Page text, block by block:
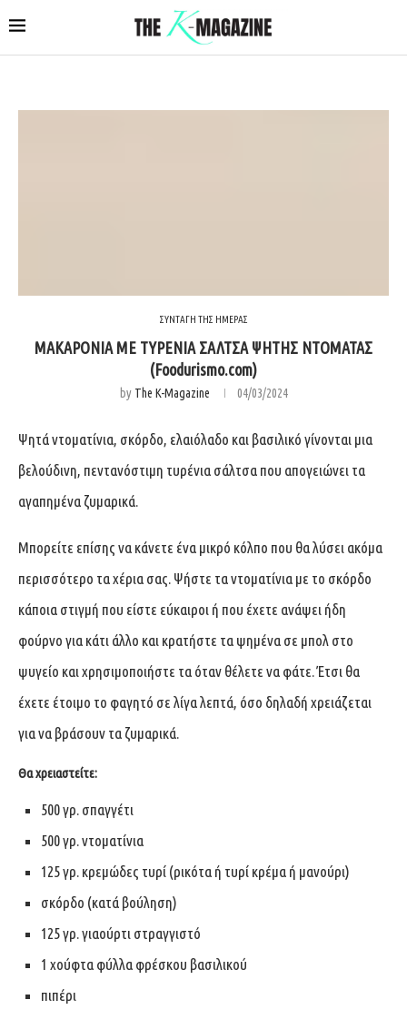
ΣΥΝΤΑΓΗ ΤΗΣ ΗΜΕΡΑΣ
ΜΑΚΑΡΟΝΙΑ ΜΕ ΤΥΡΕΝΙΑ ΣΑΛΤΣΑ ΨΗΤΗΣ ΝΤΟΜΑΤΑΣ
(Foodurismo.com)
by The K-Magazine 04/03/2024
Ψητά ντοματίνια, σκόρδο, ελαιόλαδο και βασιλικό γίνονται μια
βελούδινη, πεντανόστιμη τυρένια σάλτσα που απογειώνει τα
αγαπημένα ζυμαρικά.
Μπορείτε επίσης να κάνετε ένα μικρό κόλπο που θα λύσει ακόμα
περισσότερο τα χέρια σας. Ψήστε τα ντοματίνια με το σκόρδο
κάποια στιγμή που είστε εύκαιροι ή που έχετε ανάψει ήδη
φούρνο για κάτι άλλο και κρατήστε τα ψημένα σε μπολ στο
ψυγείο και χρησιμοποιήστε τα όταν θέλετε να φάτε. Έτσι θα
έχετε έτοιμο το φαγητό σε λίγα λεπτά, όσο δηλαδή χρειάζεται
για να βράσουν τα ζυμαρικά.
Θα χρειαστείτε:
500 γρ. σπαγγέτι
500 γρ. ντοματίνια
125 γρ. κρεμώδες τυρί (ρικότα ή τυρί κρέμα ή μανούρι)
σκόρδο (κατά βούληση)
125 γρ. γιαούρτι στραγγιστό
1 χούφτα φύλλα φρέσκου βασιλικού
πιπέρι